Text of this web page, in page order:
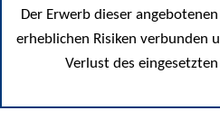
Der Erwerb dieser
erheblichen Risiken verbunden
Verlust des